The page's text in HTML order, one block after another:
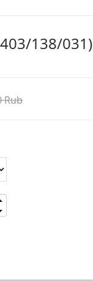
138/031)
Rub